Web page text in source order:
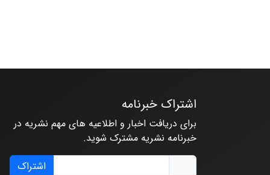
اشتراک خبرنامه
برای دریافت اخبار و اطلاعیه های مهم نشریه در
خبرنامه نشریه مشترک شوید.
اشتراک